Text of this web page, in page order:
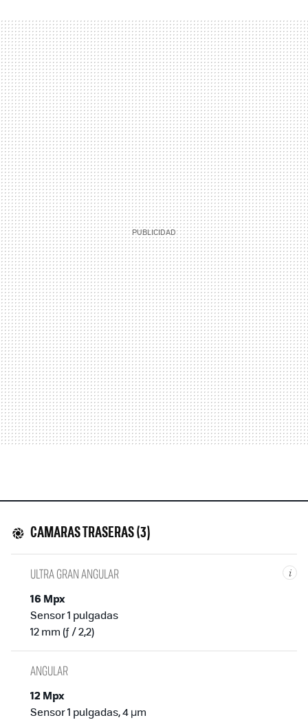
CAMARAS TRASERAS (3)
i
ULTRA GRAN ANGULAR
16 Mpx
Sensor 1 pulgadas
12 mm (ƒ / 2,2)
ANGULAR
12 Mpx
Sensor 1 pulgadas, 4 µm